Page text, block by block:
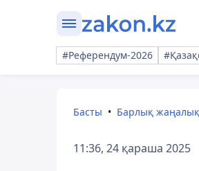
#Референдум-2026
Басты Барлық
11:36, 24 қараша 2025